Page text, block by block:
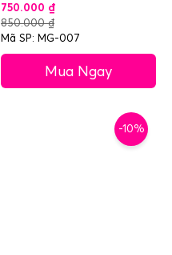
750.000 ₫
850.000₫
Mã SP: MG-007
Mua Ngay
-10%